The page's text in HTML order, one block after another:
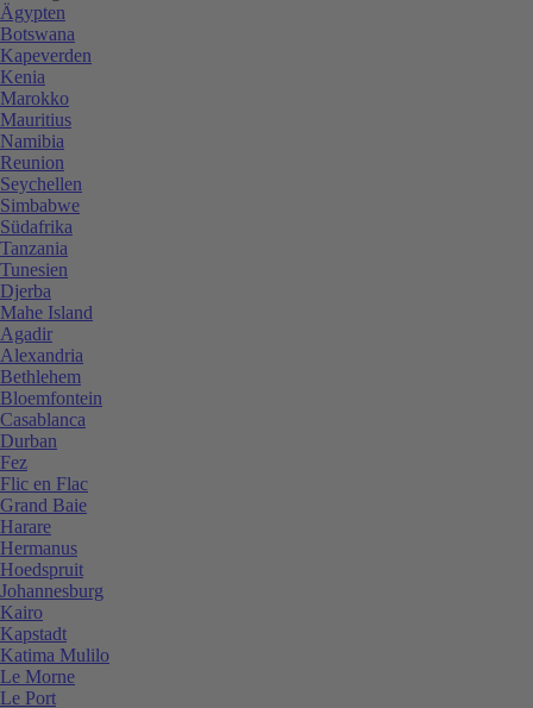
Ägypten
Botswana
Kapeverden
Kenia
Marokko
Mauritius
Namibia
Reunion
Seychellen
Simbabwe
Südafrika
Tanzania
Tunesien
Djerba
Mahe Island
Agadir
Alexandria
Bethlehem
Bloemfontein
Casablanca
Durban
Fez
Flic en Flac
Grand Baie
Harare
Hermanus
Hoedspruit
Johannesburg
Kairo
Kapstadt
Katima Mulilo
Le Morne
Le Port